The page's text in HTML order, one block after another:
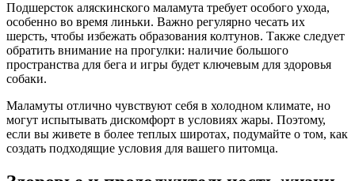
Подшерсток аляскинского маламута требует особого ухода,
особенно во время линьки. Важно регулярно чесать их
шерсть, чтобы избежать образования колтунов. Также следует
обратить внимание на прогулки: наличие большого
пространства для бега и игры будет ключевым для здоровья
собаки.
Маламуты отлично чувствуют себя в холодном климате, но
могут испытывать дискомфорт в условиях жары. Поэтому,
если вы живете в более теплых широтах, подумайте о том, как
создать подходящие условия для вашего питомца.